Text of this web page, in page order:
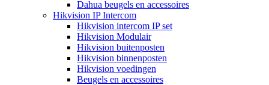
Dahua beugels en accessoires
Hikvision IP Intercom
Hikvision intercom IP set
Hikvision Modulair
Hikvision buitenposten
Hikvision binnenposten
Hikvision voedingen
Beugels en accessoires